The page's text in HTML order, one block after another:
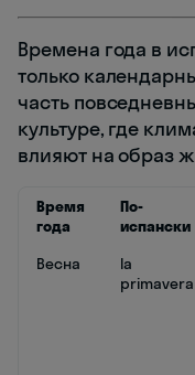
Времена года в
только
часть
культуре, где
влияют на образ
Время
года
По-
испански
Весна
la
primavera